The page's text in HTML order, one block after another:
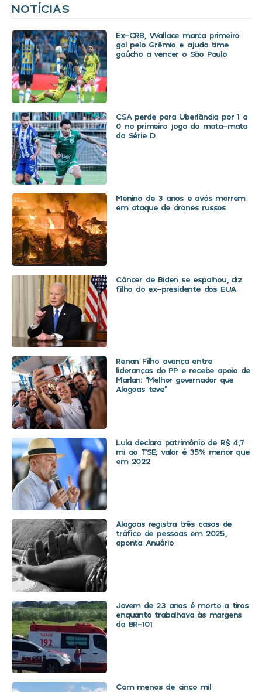
NOTÍCIAS
Ex-CRB, Wallace marca primeiro
gol pelo Grêmio e ajuda time
gaúcho a vencer o São Paulo
CSA perde para Uberlândia por 1 a
0 no primeiro jogo do mata-mata
da Série D
Menino de 3 anos e avós morrem
em ataque de drones russos
Câncer de Biden se espalhou, diz
filho do ex-presidente dos EUA
Renan Filho avança entre
lideranças do PP e recebe apoio de
Marlan: “Melhor governador que
Alagoas teve”
Lula declara patrimônio de R$ 4,7
mi ao TSE; valor é 35% menor que
em 2022
Alagoas registra três casos de
tráfico de pessoas em 2025,
aponta Anuário
Jovem de 23 anos é morto a tiros
enquanto trabalhava às margens
da BR-101
Com menos de cinco mil